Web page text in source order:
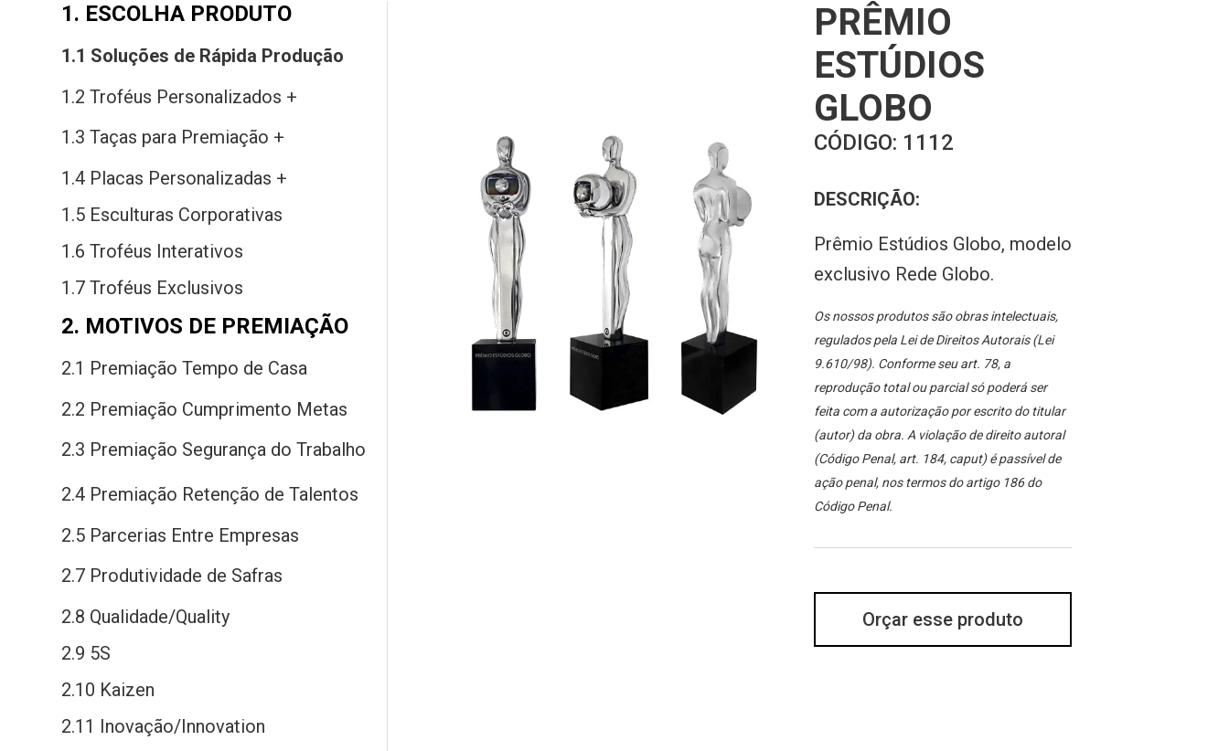
1. ESCOLHA PRODUTO
1.1 Soluções de Rápida Produção
1.2 Troféus Personalizados +
1.3 Taças para Premiação +
1.4 Placas Personalizadas +
1.5 Esculturas Corporativas
1.6 Troféus Interativos
1.7 Troféus Exclusivos
2. MOTIVOS DE PREMIAÇÃO
2.1 Premiação Tempo de Casa
2.2 Premiação Cumprimento Metas
2.3 Premiação Segurança do Trabalho
2.4 Premiação Retenção de Talentos
2.5 Parcerias Entre Empresas
2.7 Produtividade de Safras
2.8 Qualidade/Quality
2.9 5S
2.10 Kaizen
2.11 Inovação/Innovation
PRÊMIO
ESTÚDIOS
GLOBO
CÓDIGO: 1112
DESCRIÇÃO:
Prêmio Estúdios Globo, modelo
exclusivo Rede Globo.
Os nossos produtos são obras intelectuais,
regulados pela Lei de Direitos Autorais (Lei
9.610/98). Conforme seu art. 78, a
reprodução total ou parcial só poderá ser
feita com a autorização por escrito do titular
(autor) da obra. A violação de direito autoral
(Código Penal, art. 184, caput) é passível de
ação penal, nos termos do artigo 186 do
Código Penal.
Orçar esse produto